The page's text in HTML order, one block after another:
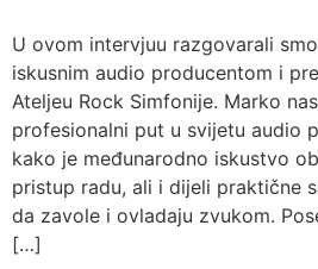
U ovom intervjuu razgovarali
iskusnim audio producentom i
Ateljeu Rock Simfonije. Marko
profesionalni put u svijetu audio
kako je međunarodno iskustvo
pristup radu, ali i dijeli praktične
da zavole i ovladaju zvukom.
[…]